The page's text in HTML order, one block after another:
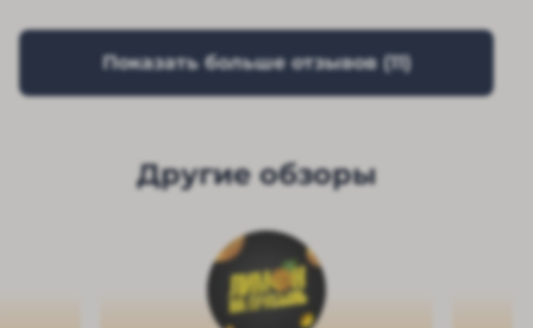
Показать больше отзывов (11)
Другие обзоры